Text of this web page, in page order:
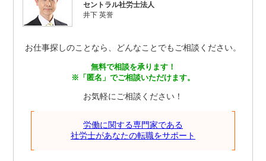
セントラル社労士法人
井下 英誉
お仕事探しのことなら、どんなことでもご相談ください。
無料で相談を承ります！
※「匿名」でご相談いただけます。
お気軽にご相談ください！
労働に関する専門家である
社労士があなたの転職をサポート